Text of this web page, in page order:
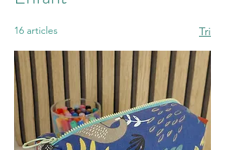
16 articles Tri